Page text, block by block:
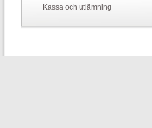
Kassa och utlämning